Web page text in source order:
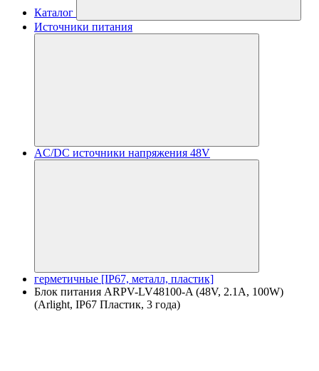
Каталог
Источники питания
AC/DC источники напряжения 48V
герметичные [IP67, металл, пластик]
Блок питания ARPV-LV48100-A (48V, 2.1A, 100W)
(Arlight, IP67 Пластик, 3 года)